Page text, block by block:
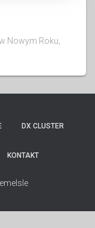
Nowym Roku,
DX CLUSTER
KONTAKT